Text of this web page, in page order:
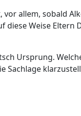
allem, sobald
diese Weise Eltern
Ursprung.
Sachlage